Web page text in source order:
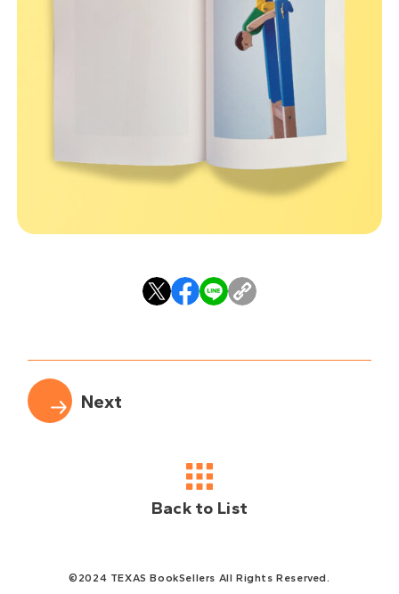
Back to List
©2024 TEXAS BookSellers All Rights Reserved.